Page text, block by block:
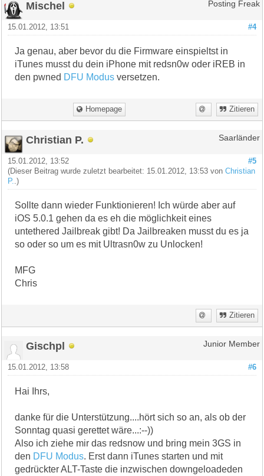
Mischel Posting Freak
#4
15.01.2012, 13:51
Ja genau, aber bevor du die Firmware einspieltst in
iTunes musst du dein iPhone mit redsn0w oder iREB in
den pwned DFU Modus versetzen.
Homepage Zitieren
Christian P. Saarländer
#5
15.01.2012, 13:52
(Dieser Beitrag wurde zuletzt bearbeitet: 15.01.2012, 13:53 vonChristian
P. .)
Sollte dann wieder Funktionieren! Ich würde aber auf
iOS 5.0.1 gehen da es eh die möglichkeit eines
untethered Jailbreak gibt! Da Jailbreaken musst du es ja
so oder so um es mit Ultrasn0w zu Unlocken!
MFG
Chris
Zitieren
Gischpl Junior Member
#6
15.01.2012, 13:58
Hai Ihrs,
danke für die Unterstützung....hört sich so an, als ob der
Sonntag quasi gerettet wäre...:--))
Also ich ziehe mir das redsnow und bring mein 3GS in
den DFU Modus. Erst dann iTunes starten und mit
gedrückter ALT-Taste die inzwischen downgeloadeden